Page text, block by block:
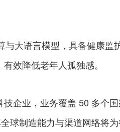
大语言模型，具备健康监
效降低老年人孤独感。
企业，业务覆盖 50 多个
球制造能力与渠道网络将